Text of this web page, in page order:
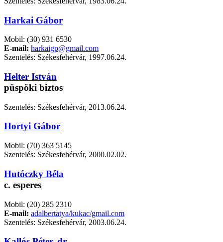
Harkai Gábor
Mobil: (30) 931 6530
E-mail: harkaigp@gmail.com
Szentelés: Székesfehérvár, 1997.06.24.
Helter István
püspöki biztos
Szentelés: Székesfehérvár, 2013.06.24.
Hortyi Gábor
Mobil: (70) 363 5145
Szentelés: Székesfehérvár, 2000.02.02.
Hutóczky Béla
c. esperes
Mobil: (20) 285 2310
E-mail: adalbertatya/kukac/gmail.com
Szentelés: Székesfehérvár, 2003.06.24.